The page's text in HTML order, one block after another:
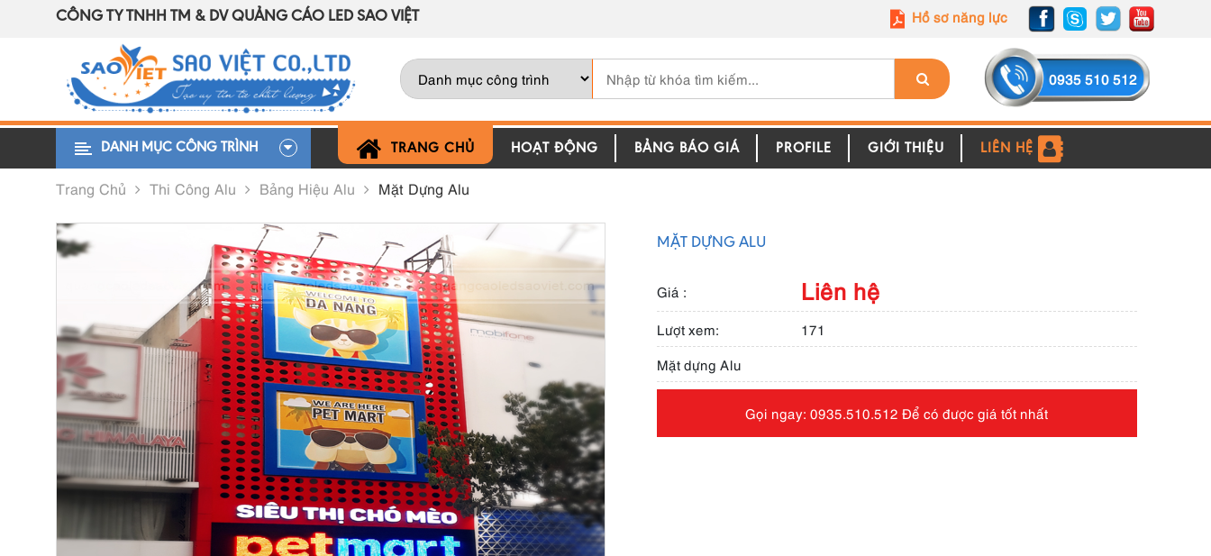
CÔNG TY TNHH TM & DV QUẢNG CÁO LED SAO VIỆT Hồ sơ năng lực
0935 510 512
DANH MỤC CÔNG TRÌNH TRANG CHỦ HOẠT ĐỘNG BẢNG BÁO GIÁ PROFILE GIỚI THIỆU LIÊN HỆ
Trang Chủ Thi Công Alu Bảng Hiệu Alu Mặt Dựng Alu
MẶT DỰNG ALU
Giá : Liên hệ
Lượt xem:
171
Mặt dựng Alu
Gọi ngay: 0935.510.512 Để có được giá tốt nhất